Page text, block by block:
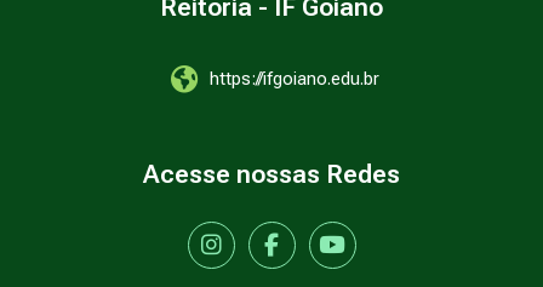
Reitoria - IF Goiano
https://ifgoiano.edu.br
Acesse nossas Redes